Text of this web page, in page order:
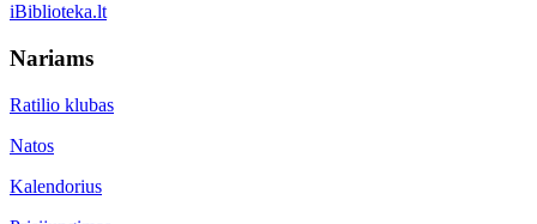
iBiblioteka.lt
Nariams
Ratilio klubas
Natos
Kalendorius